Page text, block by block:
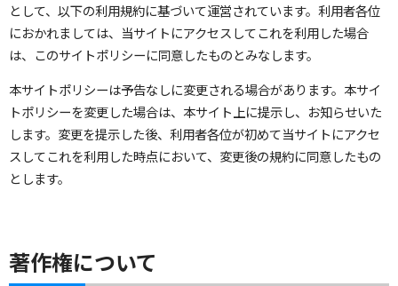
として、以下の利用規約に基づいて運営されています。利用者各位
におかれましては、当サイトにアクセスしてこれを利用した場合
は、このサイトポリシーに同意したものとみなします。
本サイトポリシーは予告なしに変更される場合があります。本サイ
トポリシーを変更した場合は、本サイト上に提示し、お知らせいた
します。変更を提示した後、利用者各位が初めて当サイトにアクセ
スしてこれを利用した時点において、変更後の規約に同意したもの
とします。
著作権について